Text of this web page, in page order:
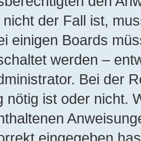
der Fall ist,
einigen Boards
werden –
Bei der
nötig ist oder nicht.